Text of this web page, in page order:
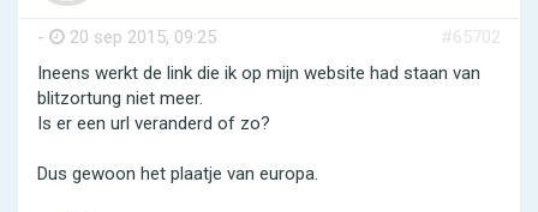
- 20 sep 2015, 09:25
#65702
Ineens werkt de link die ik op mijn website had staan van
blitzortung niet meer.
Is er een url veranderd of zo?
Dus gewoon het plaatje van europa.